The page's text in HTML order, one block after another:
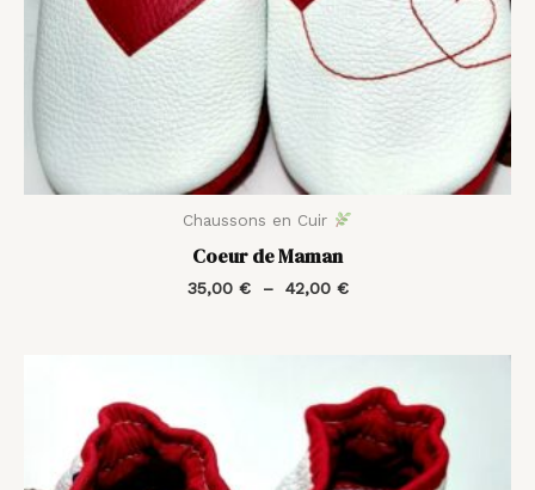
Chaussons en Cuir
Coeur de Maman
35,00 € – 42,00 €
de
prix :
35,00 €
à
42,00 €